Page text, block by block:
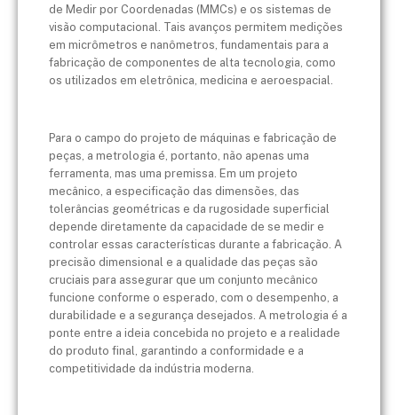
de Medir por Coordenadas (MMCs) e os sistemas de
visão computacional. Tais avanços permitem medições
em micrômetros e nanômetros, fundamentais para a
fabricação de componentes de alta tecnologia, como
os utilizados em eletrônica, medicina e aeroespacial.
Para o campo do projeto de máquinas e fabricação de
peças, a metrologia é, portanto, não apenas uma
ferramenta, mas uma premissa. Em um projeto
mecânico, a especificação das dimensões, das
tolerâncias geométricas e da rugosidade superficial
depende diretamente da capacidade de se medir e
controlar essas características durante a fabricação. A
precisão dimensional e a qualidade das peças são
cruciais para assegurar que um conjunto mecânico
funcione conforme o esperado, com o desempenho, a
durabilidade e a segurança desejados. A metrologia é a
ponte entre a ideia concebida no projeto e a realidade
do produto final, garantindo a conformidade e a
competitividade da indústria moderna.